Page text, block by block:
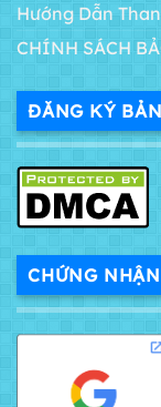
Hướng Dẫn
CHÍNH SÁCH
ĐĂNG KÝ
CHỨNG